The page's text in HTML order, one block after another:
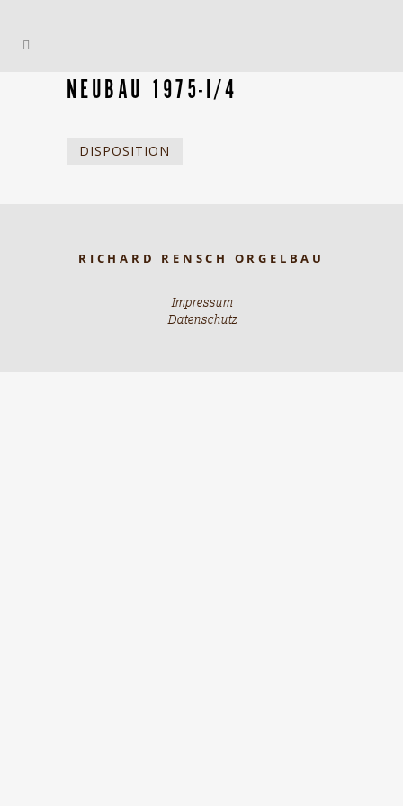
NEUBAU 1975-I/4
DISPOSITION
RICHARD RENSCH ORGELBAU
Impressum
Datenschutz